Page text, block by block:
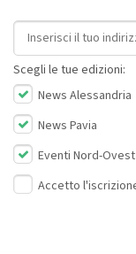
Indirizzo email
Scegli le tue edizioni:
News Alessandria
News Pavia
Eventi Nord-Ovest
Accetto